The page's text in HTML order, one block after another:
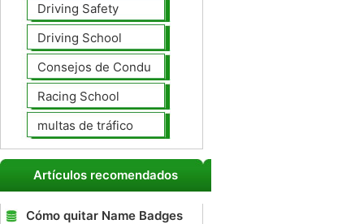
Driving Safety
Driving School
Consejos de Conducción
Racing School
multas de tráfico
Artículos recomendados
Cómo quitar Name Badges